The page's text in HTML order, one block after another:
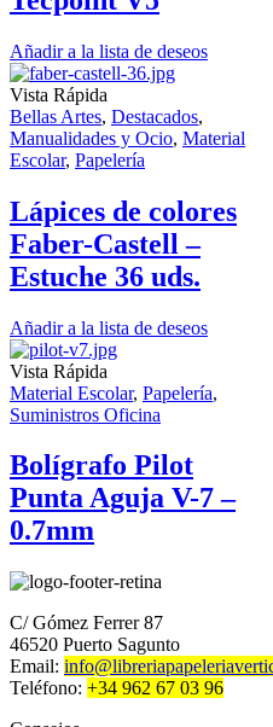
Añadir a la lista de deseos
Vista Rápida
Bellas Artes, Destacados,
Manualidades y Ocio, Material
Escolar, Papelería
Lápices de colores
Faber-Castell –
Estuche 36 uds.
Añadir a la lista de deseos
Vista Rápida
Material Escolar, Papelería,
Suministros Oficina
Bolígrafo Pilot
Punta Aguja V-7 –
0.7mm
C/ Gómez Ferrer 87
46520 Puerto Sagunto
Email:
Teléfono: +34 962 67 03 96